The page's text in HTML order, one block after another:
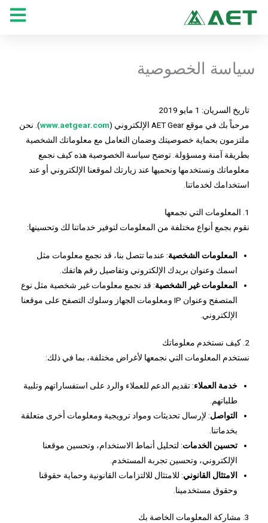
سياسة الخصوصية
تاريخ السريان: 1 مايو 2019
مرحباً بك في موقع AET Gear الإلكتروني (
www.aetgear.com). نحن
ملتزمون بحماية خصوصيتك وضمان التعامل مع معلوماتك الشخصية
بطريقة آمنة ومسؤولة. توضح سياسة الخصوصية هذه كيف نجمع
معلوماتك ونستخدمها ونحميها عند زيارتك لموقعنا الإلكتروني أو عند
استخدامك لخدماتنا.
1. المعلومات التي نجمعها
نقوم بجمع أنواع مختلفة من المعلومات لتوفير خدماتنا لك وتحسينها:
المعلومات الشخصية: عندما تتصل بنا، قد نجمع معلومات مثل
اسمك وعنوان بريدك الإلكتروني وتفاصيل رقم هاتفك.
المعلومات غير الشخصية: قد نجمع معلومات غير شخصية مثل نوع
المتصفح وعنوان IP ومعلومات الجهاز وسلوك التصفح على موقعنا
الإلكتروني.
2. كيف نستخدم معلوماتك
نستخدم المعلومات التي نجمعها لأغراض مختلفة، بما في ذلك:
خدمة العملاء: تقديم الدعم للعملاء والرد على استفساراتهم وتلبية
طلباتهم.
التواصل: لإرسال تحديثات ومواد ترويجية ومعلومات أخرى متعلقة
بخدماتنا.
تحسين الخدمات: لتحليل أنماط الاستخدام، وتحسين موقعنا
الإلكتروني، وتحسين تجربة المستخدم.
الامتثال القانوني: للامتثال للالتزامات القانونية وحماية حقوقنا
وحقوق مستخدمينا.
3. مشاركة المعلومات الخاصة بك